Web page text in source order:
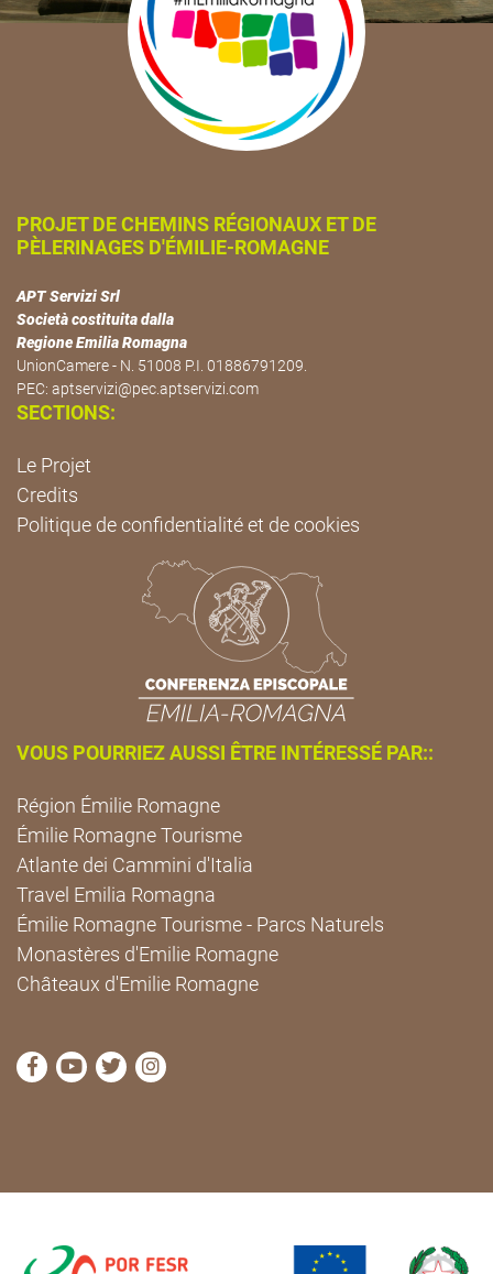
PROJET DE CHEMINS RÉGIONAUX ET DE
PÈLERINAGES D'ÉMILIE-ROMAGNE
APT Servizi Srl
Società costituita dalla
Regione Emilia Romagna
UnionCamere - N. 51008 P.I. 01886791209.
PEC: aptservizi@pec.aptservizi.com
SECTIONS:
Le Projet
Credits
Politique de confidentialité et de cookies
VOUS POURRIEZ AUSSI ÊTRE INTÉRESSÉ PAR::
Région Émilie Romagne
Émilie Romagne Tourisme
Atlante dei Cammini d'Italia
Travel Emilia Romagna
Émilie Romagne Tourisme - Parcs Naturels
Monastères d'Emilie Romagne
Châteaux d'Emilie Romagne
Visitez la page Facebook de Cammini Emilia-
Visitez la page YouTube de Cammini Emilia-
Visitez la page Twitter de Cammini Emilia-
Visitez la page Instagram de Cammini